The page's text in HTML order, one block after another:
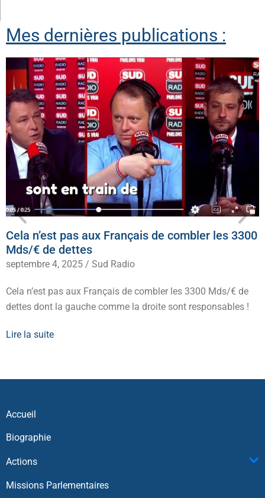
Mes dernières publications :
Cela n’est pas aux Français de combler les 3300
Mds/€ de dettes
septembre 4, 2025 / Sud Radio
Cela n’est pas aux Français de combler les 3300 Mds/€ de
dettes dont la gauche comme la droite sont responsables !
Lire la suite
Accueil
Biographie
Actions
Missions Parlementaires